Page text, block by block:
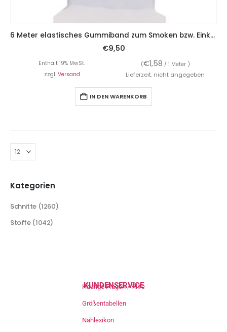
6 Meter elastisches Gummiband zum Smoken bzw. Einkräuseln, durchsichtig!
€9,50
Enthält 19% MwSt. (€1,58 / 1 Meter )
zzgl. Versand Lieferzeit: nicht angegeben
IN DEN WARENKORB
Kategorien
Schnitte (1260)
Stoffe (1042)
KUNDENSERVICE
Häufige Fragen / Hilfe
Größentabellen
Nählexikon